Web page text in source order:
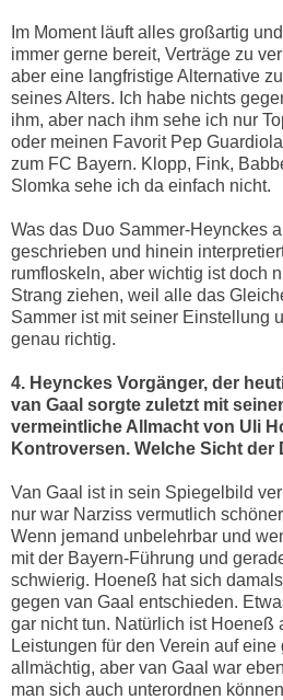
Im Moment läuft alles großartig
immer gerne bereit, Verträge zu
aber eine langfristige Alternative
seines Alters. Ich habe nichts
ihm, aber nach ihm sehe ich nur
oder meinen Favorit Pep
zum FC Bayern. Klopp, Fink,
Slomka sehe ich da einfach nicht.
Was das Duo Sammer-Heynckes
geschrieben und hinein
rumfloskeln, aber wichtig ist doch
Strang ziehen, weil alle das
Sammer ist mit seiner Einstellung
genau richtig.
4. Heynckes Vorgänger, der
van Gaal sorgte zuletzt mit
vermeintliche Allmacht von Uli
Kontroversen. Welche Sicht der
Van Gaal ist in sein Spiegelbild
nur war Narziss vermutlich
Wenn jemand unbelehrbar und
mit der Bayern-Führung und
schwierig. Hoeneß hat sich
gegen van Gaal entschieden.
gar nicht tun. Natürlich ist Hoeneß
Leistungen für den Verein auf
allmächtig, aber van Gaal war eben
man sich auch unterordnen